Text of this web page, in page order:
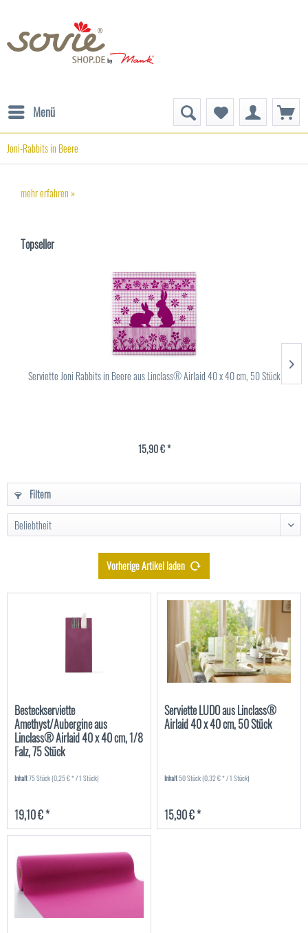
Menü
Joni-Rabbits in Beere
mehr erfahren »
Topseller
Serviette Joni Rabbits in Beere aus Linclass® Airlaid 40 x 40 cm, 50 Stück
15,90 € *
Filtern
Vorherige Artikel laden
Besteckserviette
Amethyst/Aubergine aus
Linclass® Airlaid 40 x 40 cm, 1/8
Falz, 75 Stück
Inhalt75 Stück(0,25 € * / 1 Stück)
19,10 € *
Serviette LUDO aus Linclass®
Airlaid 40 x 40 cm, 50 Stück
Inhalt50 Stück(0,32 € * / 1 Stück)
15,90 € *